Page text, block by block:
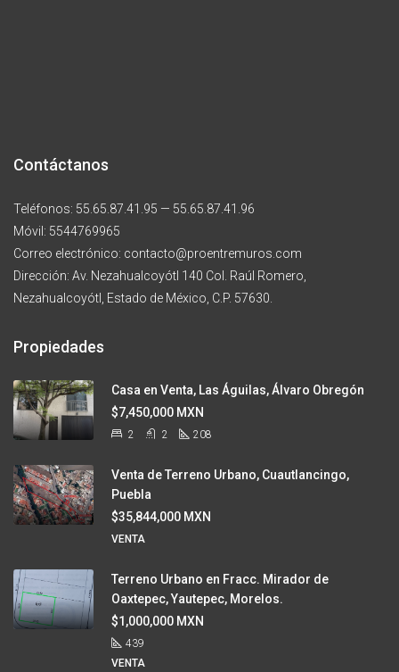
Contáctanos
Teléfonos: 55.65.87.41.95 — 55.65.87.41.96
Móvil: 5544769965
Correo electrónico: contacto@proentremuros.com
Dirección: Av. Nezahualcoyótl 140 Col. Raúl Romero,
Nezahualcoyótl, Estado de México, C.P. 57630.
Propiedades
Casa en Venta, Las Águilas, Álvaro Obregón
$7,450,000 MXN
2 2 208
Venta de Terreno Urbano, Cuautlancingo,
Puebla
$35,844,000 MXN
VENTA
Terreno Urbano en Fracc. Mirador de
Oaxtepec, Yautepec, Morelos.
$1,000,000 MXN
439
VENTA